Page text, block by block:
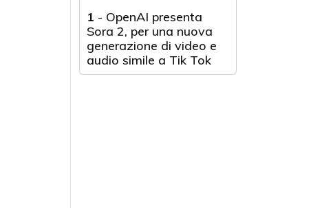
1 - OpenAI presenta
Sora 2, per una nuova
generazione di video e
audio simile a Tik Tok